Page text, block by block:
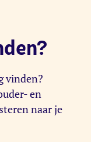
vinden?
en
naar je